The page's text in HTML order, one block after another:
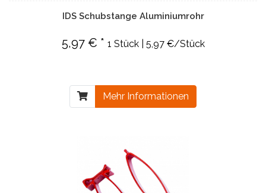
IDS Schubstange Aluminiumrohr
5,97 € * 1 Stück | 5,97 €/Stück
Mehr Informationen